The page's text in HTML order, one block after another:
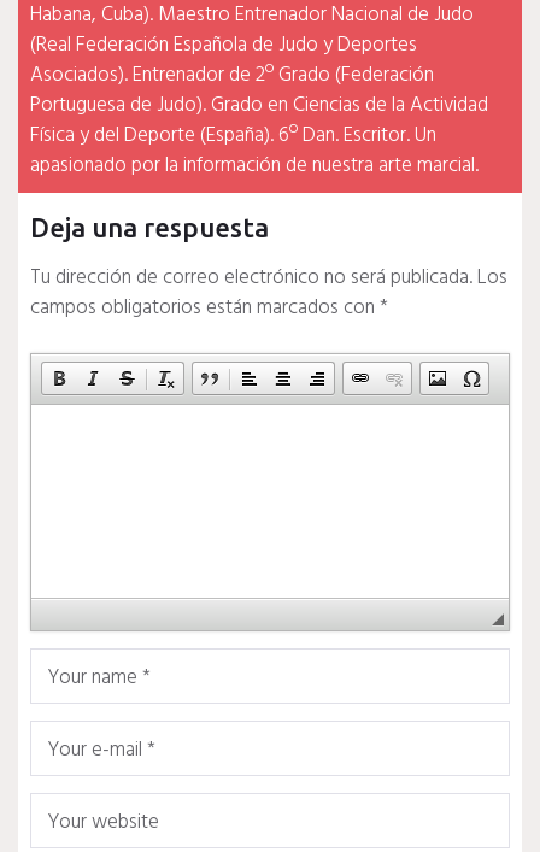
Habana, Cuba). Maestro Entrenador Nacional de Judo
(Real Federación Española de Judo y Deportes
Asociados). Entrenador de 2º Grado (Federación
Portuguesa de Judo). Grado en Ciencias de la Actividad
Física y del Deporte (España). 6º Dan. Escritor. Un
apasionado por la información de nuestra arte marcial.
Deja una respuesta
Tu dirección de correo electrónico no será publicada.Los
campos obligatorios están marcados con*